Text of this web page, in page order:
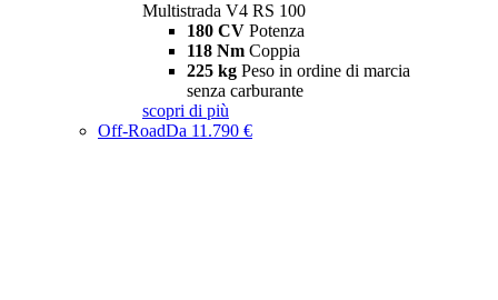
Multistrada V4 RS 100
180 CV Potenza
118 Nm Coppia
225 kg Peso in ordine di marcia
senza carburante
scopri di più
Off-RoadDa 11.790 €